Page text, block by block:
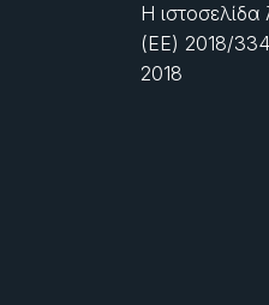
Η ιστοσελίδα
(ΕΕ) 2018/
2018